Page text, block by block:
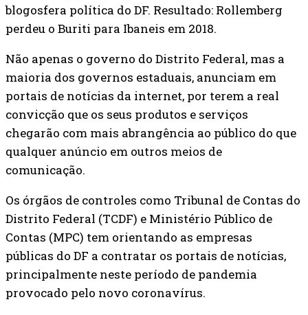
blogosfera política do DF. Resultado: Rollemberg
perdeu o Buriti para Ibaneis em 2018.
Não apenas o governo do Distrito Federal, mas a
maioria dos governos estaduais, anunciam em
portais de notícias da internet, por terem a real
convicção que os seus produtos e serviços
chegarão com mais abrangência ao público do que
qualquer anúncio em outros meios de
comunicação.
Os órgãos de controles como Tribunal de Contas do
Distrito Federal (TCDF) e Ministério Público de
Contas (MPC) tem orientando as empresas
públicas do DF a contratar os portais de notícias,
principalmente neste período de pandemia
provocado pelo novo coronavírus.